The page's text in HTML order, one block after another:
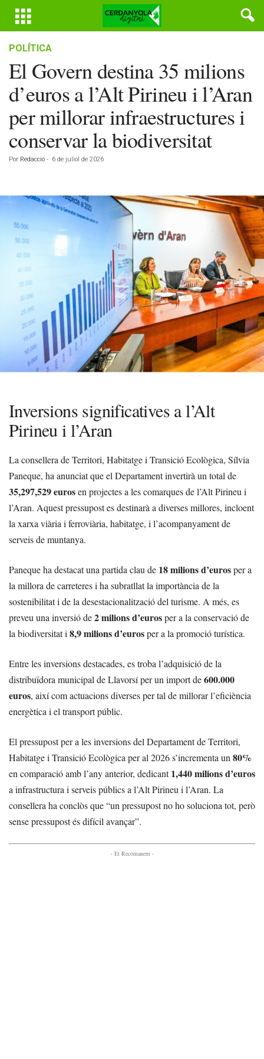
POLÍTICA
El Govern destina 35 milions
d’euros a l’Alt Pirineu i l’Aran
per millorar infraestructures i
conservar la biodiversitat
Por Redacció - 6 de juliol de 2026
Inversions significatives a l’Alt
Pirineu i l’Aran
La consellera de Territori, Habitatge i Transició Ecològica, Sílvia
Paneque, ha anunciat que el Departament invertirà un total de
35,297,529 eurosen projectes a les comarques de l’Alt Pirineu i
l’Aran. Aquest pressupost es destinarà a diverses millores, incloent
la xarxa viària i ferroviària, habitatge, i l’acompanyament de
serveis de muntanya.
Paneque ha destacat una partida clau de 18 milions d’eurosper a
la millora de carreteres i ha subratllat la importància de la
sostenibilitat i de la desestacionalització del turisme. A més, es
preveu una inversió de2 milions d’eurosper a la conservació de
la biodiversitat i 8,9 milions d’eurosper a la promoció turística.
Entre les inversions destacades, es troba l’adquisició de la
distribuïdora municipal de Llavorsí per un import de600.000
euros, així com actuacions diverses per tal de millorar l’eficiència
energètica i el transport públic.
El pressupost per a les inversions del Departament de Territori,
Habitatge i Transició Ecològica per al 2026 s’incrementa un 80%
en comparació amb l’any anterior, dedicant1,440 milions d’euros
a infrastructura i serveis públics a l’Alt Pirineu i l’Aran. La
consellera ha conclòs que “un pressupost no ho soluciona tot, però
sense pressupost és difícil avançar”.
- Et Recomanem -